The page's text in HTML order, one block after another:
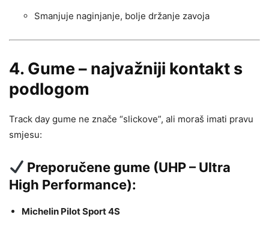
Smanjuje naginjanje, bolje držanje zavoja
4. Gume – najvažniji kontakt s
podlogom
Track day gume ne znače “slickove”, ali moraš imati pravu
smjesu:
Preporučene gume (UHP – Ultra
High Performance):
Michelin Pilot Sport 4S